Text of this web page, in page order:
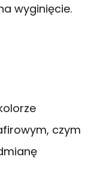
wyginięcie.
czym